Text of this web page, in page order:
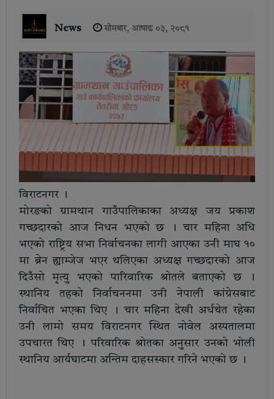
News सोमबार, आषाढ ०३, २०८१
विराटनगर ।
मोरङको ग्रामथान गाउँपालिकाका अध्यक्ष जय प्रकाश
गच्छदारको आज निधन भएको छ । चार महिना अधि
भएको राष्ट्रिय सभा निर्वाचनका लागी आएका उनी माघ १०
मा ब्रेन ह्याम्जेज भएर थलिएका अध्यक्ष गच्छदारको आज
दिउँसो मृत्यु भएको पारिवारिक श्रोतले बताएको छ ।
स्थानिय तहको निर्वाचननमा उनी नेपाली कांग्रेसबाट
निर्वाचित भएका थिए । चार महिना देखी अर्धचेत रहेका
उनी लामो समय विराटनगर स्थित नोवेल अस्पतालमा
उपचारत थिए । परिवारिक श्रोतका अनुसार उनको भोली
स्थानिय आर्यघाटमा अन्तिम दाहसस्कार गरिने भएको छ ।